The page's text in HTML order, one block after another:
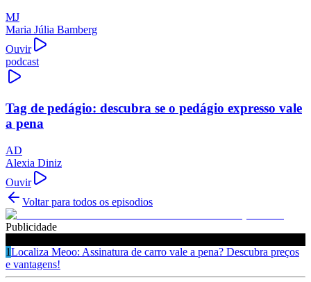
MJ
Maria Júlia Bamberg
Ouvir
podcast
Tag de pedágio: descubra se o pedágio expresso vale
a pena
AD
Alexia Diniz
Ouvir
Voltar para todos os episodios
Publicidade
1Localiza Meoo: Assinatura de carro vale a pena? Descubra preços
e vantagens!